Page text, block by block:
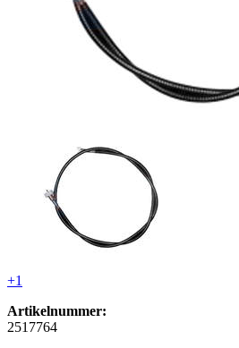
+1
Artikelnummer:
2517764